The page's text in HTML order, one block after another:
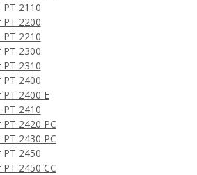
2110
2200
2210
2300
2310
2400
2400 E
2410
2420 PC
2430 PC
2450
2450 CC